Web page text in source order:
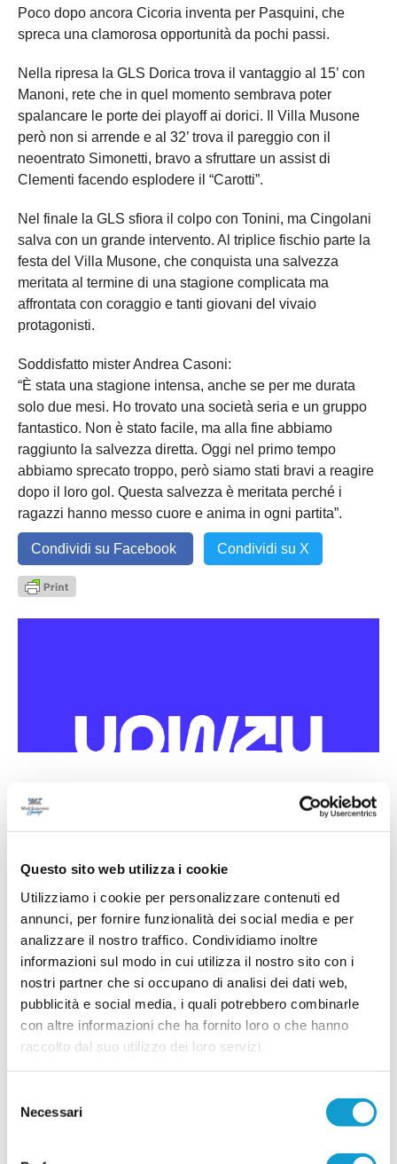
Questo sito web utilizza i cookie
Utilizziamo i cookie per personalizzare contenuti ed
annunci, per fornire funzionalità dei social media e per
analizzare il nostro traffico. Condividiamo inoltre
informazioni sul modo in cui utilizza il nostro sito con i
nostri partner che si occupano di analisi dei dati web,
pubblicità e social media, i quali potrebbero combinarle
con altre informazioni che ha fornito loro o che hanno
raccolto dal suo utilizzo dei loro servizi.
delNecessari
Poco dopo ancora Cicoria inventa per Pasquini, che
spreca una clamorosa opportunità da pochi passi.
Nella ripresa la GLS Dorica trova il vantaggio al 15’ con
Manoni, rete che in quel momento sembrava poter
spalancare le porte dei playoff ai dorici. Il Villa Musone
però non si arrende e al 32’ trova il pareggio con il
neoentrato Simonetti, bravo a sfruttare un assist di
Clementi facendo esplodere il “Carotti”.
Nel finale la GLS sfiora il colpo con Tonini, ma Cingolani
salva con un grande intervento. Al triplice fischio parte la
festa del Villa Musone, che conquista una salvezza
meritata al termine di una stagione complicata ma
affrontata con coraggio e tanti giovani del vivaio
protagonisti.
Soddisfatto mister Andrea Casoni:
“È stata una stagione intensa, anche se per me durata
solo due mesi. Ho trovato una società seria e un gruppo
fantastico. Non è stato facile, ma alla fine abbiamo
raggiunto la salvezza diretta. Oggi nel primo tempo
abbiamo sprecato troppo, però siamo stati bravi a reagire
dopo il loro gol. Questa salvezza è meritata perché i
ragazzi hanno messo cuore e anima in ogni partita”.
Condividi su Facebook Condividi su X
Scritto daLa Redazione
Altri articoli dalla provincia...
VIGOR CASTELFIDARDO. Obiettivo tornare
protagonisti
ben definito è iniziata ufficialmente la stagione
leggi
VILLA MUSONE. Gettate le basi per la nuova